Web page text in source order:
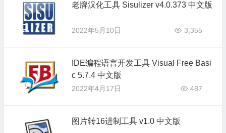
老牌汉化工具 Sisulizer v4.0.373 中文版
2022年5月10日 3,355
IDE编程语言开发工具 Visual Free Basi
c 5.7.4 中文版
2022年4月17日 487
图片转16进制工具 v1.0 中文版